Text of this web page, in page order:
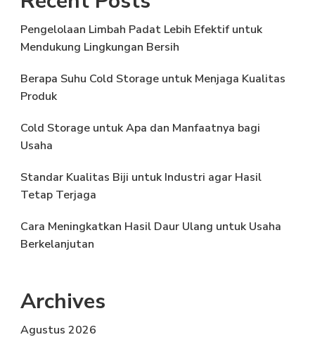
Pengelolaan Limbah Padat Lebih Efektif untuk
Mendukung Lingkungan Bersih
Berapa Suhu Cold Storage untuk Menjaga Kualitas
Produk
Cold Storage untuk Apa dan Manfaatnya bagi
Usaha
Standar Kualitas Biji untuk Industri agar Hasil
Tetap Terjaga
Cara Meningkatkan Hasil Daur Ulang untuk Usaha
Berkelanjutan
Archives
Agustus 2026